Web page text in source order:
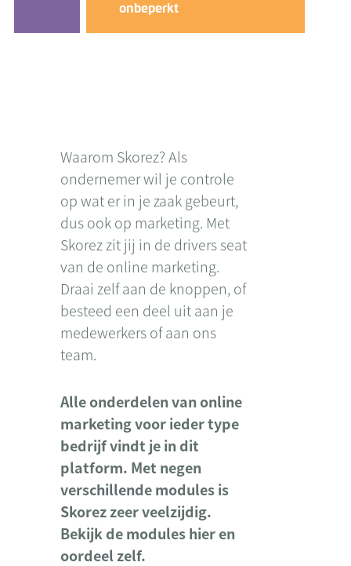
onbeperkt
Waarom Skorez? Als
ondernemer wil je controle
op wat er in je zaak gebeurt,
dus ook op marketing. Met
Skorez zit jij in de drivers seat
van de online marketing.
Draai zelf aan de knoppen, of
besteed een deel uit aan je
medewerkers of aan ons
team.
Alle onderdelen van online
marketing voor ieder type
bedrijf vindt je in dit
platform. Met negen
verschillende modules is
Skorez zeer veelzijdig.
Bekijk de modules hier en
oordeel zelf.